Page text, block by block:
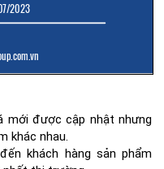
mới được cập nhật nhưng
khác nhau.
khách hàng sản phẩm